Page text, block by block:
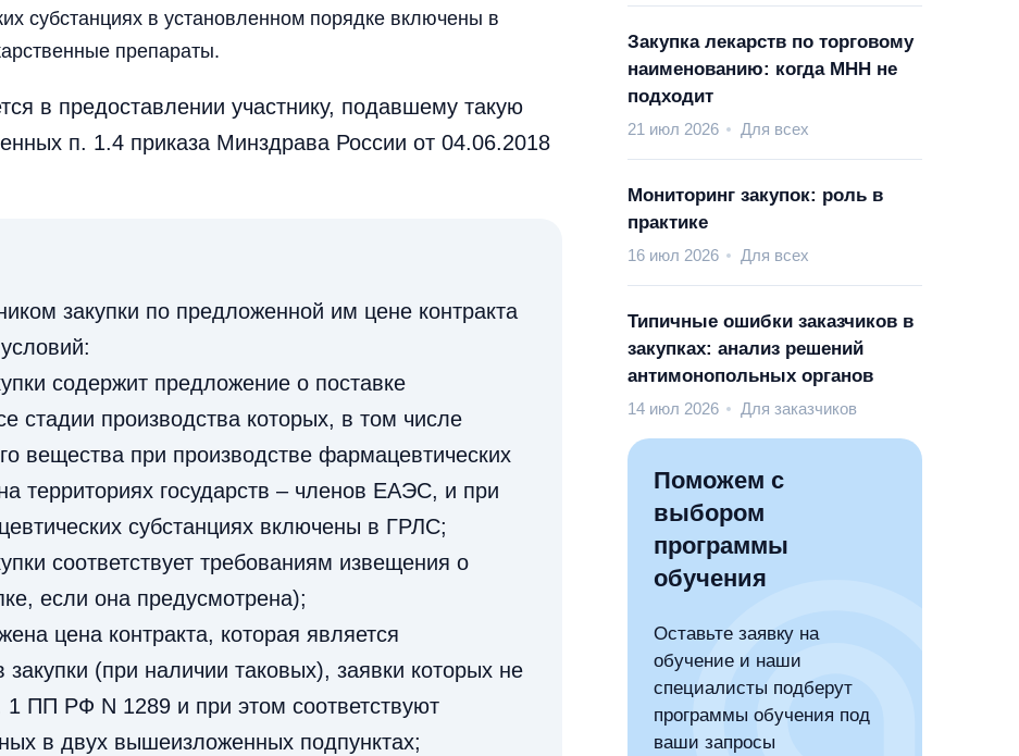
субстанциях в установленном порядке включены в
препараты.
в предоставлении участнику, подавшему такую
п. 1.4 приказа Минздрава России от 04.06.2018
закупки по предложенной им цене контракта
содержит предложение о поставке
стадии производства которых, в том числе
вещества при производстве фармацевтических
территориях государств – членов ЕАЭС, и при
субстанциях включены в ГРЛС;
соответствует требованиям извещения о
если она предусмотрена);
цена контракта, которая является
(при наличии таковых), заявки которых не
1 ПП РФ N 1289 и при этом соответствуют
в двух вышеизложенных подпунктах;
Закупка лекарств по торговому
наименованию: когда МНН не
подходит
21 июл 2026 Для всех
Мониторинг закупок: роль в
практике
16 июл 2026 Для всех
Типичные ошибки заказчиков в
закупках: анализ решений
антимонопольных органов
14 июл 2026 Для заказчиков
Поможем с
выбором
программы
обучения
Оставьте заявку на
обучение и наши
специалисты подберут
программы обучения под
ваши запросы